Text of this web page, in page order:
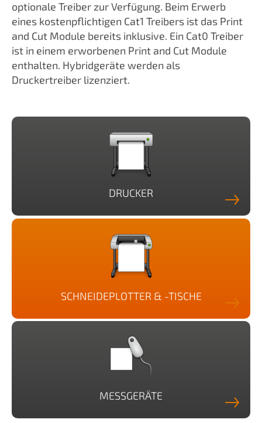
optionale Treiber zur Verfügung. Beim Erwerb
eines kostenpflichtigen Cat1 Treibers ist das Print
and Cut Module bereits inklusive. Ein Cat0 Treiber
ist in einem erworbenen Print and Cut Module
enthalten. Hybridgeräte werden als
Druckertreiber lizenziert.
DRUCKER
SCHNEIDEPLOTTER & -TISCHE
MESSGERÄTE